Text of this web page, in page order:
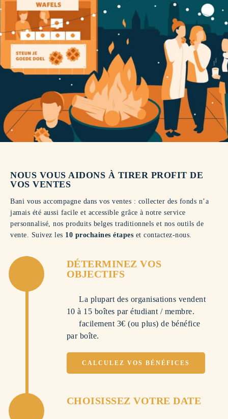
NOUS VOUS AIDONS À TIRER PROFIT DE
VOS VENTES
Bani vous accompagne dans vos ventes : collecter des fonds n’a
jamais été aussi facile et accessible grâce à notre service
personnalisé, nos produits belges traditionnels et nos outils de
vente. Suivez les 10 prochaines étapes et contactez-nous.
DÉTERMINEZ VOS
OBJECTIFS
La plupart des organisations vendent
10 à 15 boîtes par étudiant / membre.
facilement 3€ (ou plus) de bénéfice
par boîte.
CALCULEZ VOS BÉNÉFICES
CHOISISSEZ VOTRE DATE